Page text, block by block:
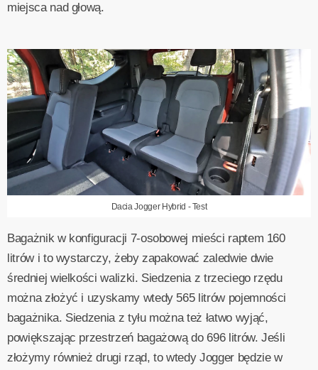
miejsca nad głową.
Dacia Jogger Hybrid - Test
Bagażnik w konfiguracji 7-osobowej mieści raptem 160
litrów i to wystarczy, żeby zapakować zaledwie dwie
średniej wielkości walizki. Siedzenia z trzeciego rzędu
można złożyć i uzyskamy wtedy 565 litrów pojemności
bagażnika. Siedzenia z tyłu można też łatwo wyjąć,
powiększając przestrzeń bagażową do 696 litrów. Jeśli
złożymy również drugi rząd, to wtedy Jogger będzie w